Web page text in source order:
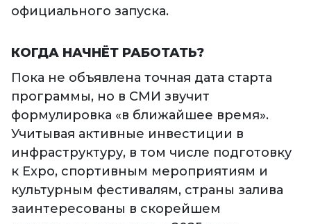
официального запуска.
КОГДА НАЧНЁТ РАБОТАТЬ?
Пока не объявлена точная дата старта
программы, но в СМИ звучит
формулировка «в ближайшее время».
Учитывая активные инвестиции в
инфраструктуру, в том числе подготовку
к Expo, спортивным мероприятиям и
культурным фестивалям, страны залива
заинтересованы в скорейшем